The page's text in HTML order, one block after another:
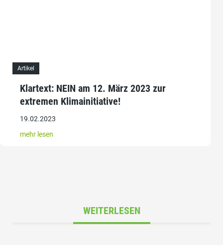
Artikel
Klartext: NEIN am 12. März 2023 zur
extremen Klimainitiative!
19.02.2023
mehr lesen
WEITERLESEN